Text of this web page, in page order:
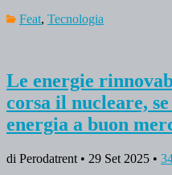
Feat, Tecnologia
Le energie
corsa il nucleare,
energia a buon
di Perodatrent • 29 Set 2025 •